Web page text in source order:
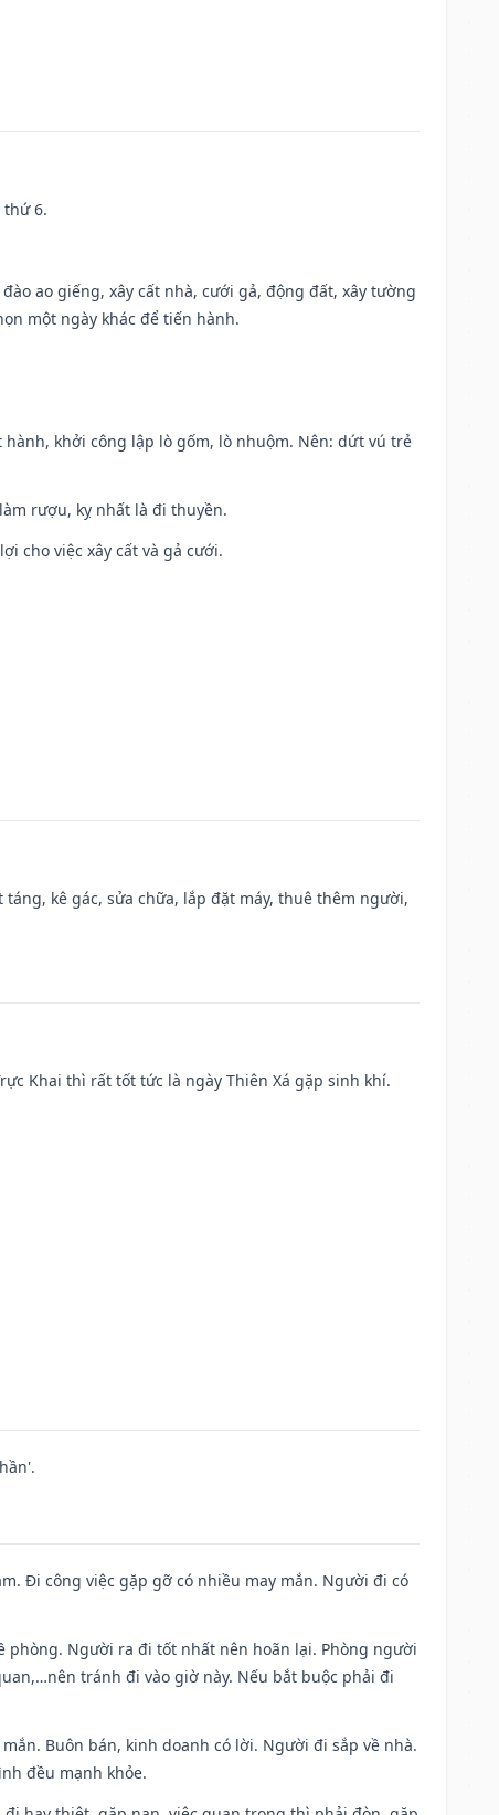
thứ 6.
ao giếng, xây cất nhà, cưới gả, động đất, xây tường
một ngày khác để tiến hành.
hành, khởi công lập lò gốm, lò nhuộm. Nên: dứt vú trẻ
rượu, kỵ nhất là đi thuyền.
cho việc xây cất và gả cưới.
kê gác, sửa chữa, lắp đặt máy, thuê thêm người,
Khai thì rất tốt tức là ngày Thiên Xá gặp sinh khí.
Đi công việc gặp gỡ có nhiều may mắn. Người đi có
phòng. Người ra đi tốt nhất nên hoãn lại. Phòng người
tránh đi vào giờ này. Nếu bắt buộc phải đi
Buôn bán, kinh doanh có lời. Người đi sắp về nhà.
đều mạnh khỏe.